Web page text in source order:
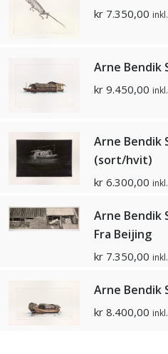
kr 7.350,00
Arne Bendik
kr 9.450,00
Arne Bendik
(sort/hvit)
kr 6.300,00
Arne Bendik
Fra Beijing
kr 7.350,00
Arne Bendik
kr 8.400,00